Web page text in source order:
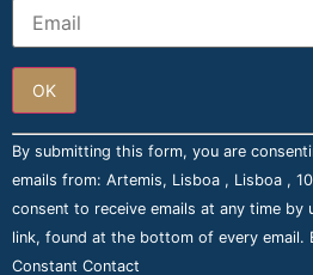
Constant
Contact
Use.
Please
leave
this field
blank.
By submitting this form, you are
emails from: Artemis, Lisboa , Lisboa ,
consent to receive emails at any time by
link, found at the bottom of every email.
Constant Contact